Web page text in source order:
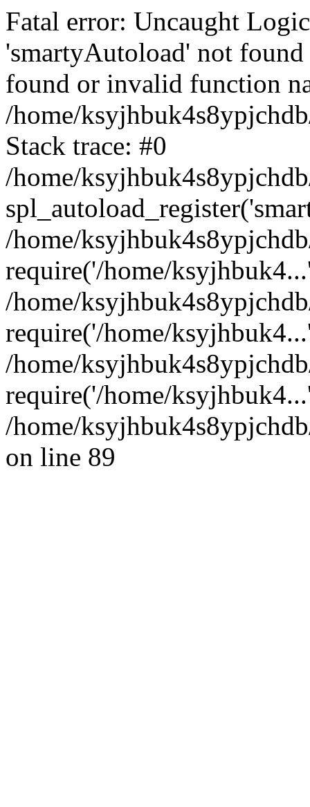
Fatal error: Uncaught
'smartyAutoload' not
found or invalid function
/home/
Stack trace: #0
/home/
/home/
require('/home/
/home/
require('/home/
/home/
require('/home/
/home/
on line 89